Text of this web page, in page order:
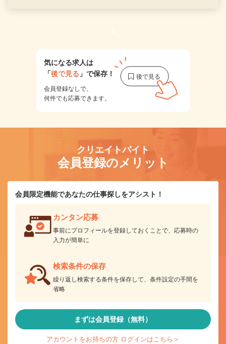
1
気になる求人は
「後で見る 」で保存！
会員登録なしで、
何件でも応募できます。
クリエイトバイト
会員登録のメリット
会員限定機能であなたの仕事探しをアシスト！
カンタン応募
事前にプロフィールを登録しておくことで、応募時の
入力が簡単に
検索条件の保存
繰り返し検索する条件を保存して、条件設定の手間を
省略
まずは会員登録（無料）
アカウントをお持ちの方 ログインはこちら＞